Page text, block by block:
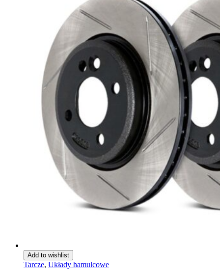
Add to wishlist
Tarcze, Układy hamulcowe